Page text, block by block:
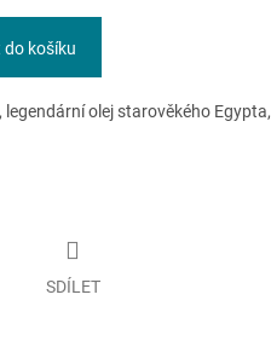
do košíku
olej starověkého Egypta,
SDÍLET